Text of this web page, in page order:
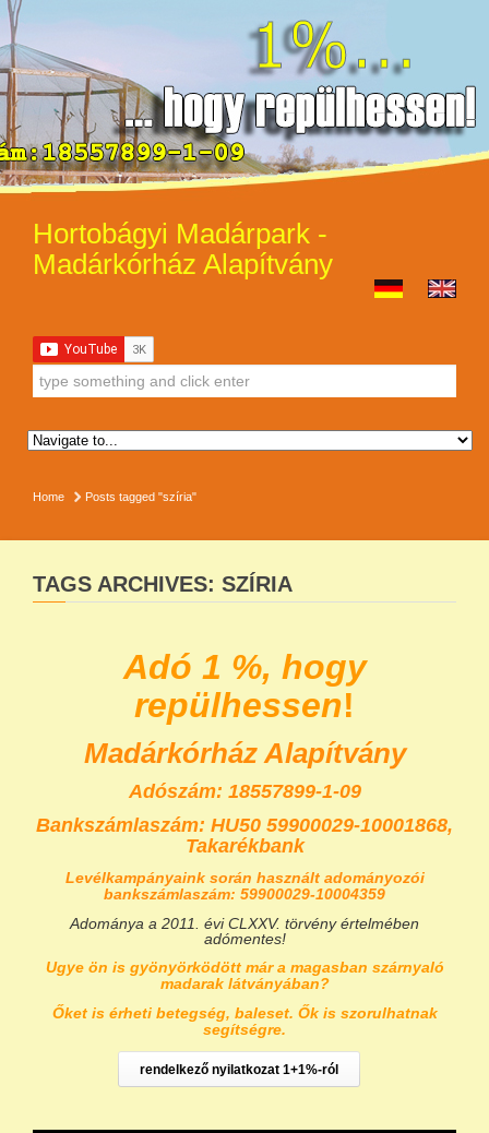
Hortobágyi Madárpark -
Madárkórház Alapítvány
Home Posts tagged "szíria"
TAGS ARCHIVES: SZÍRIA
Adó 1 %, hogy
repülhessen!
Madárkórház Alapítvány
Adószám: 18557899-1-09
Bankszámlaszám: HU50 59900029-10001868,
Takarékbank
Levélkampányaink során használt adományozói
bankszámlaszám: 59900029-10004359
Adománya a 2011. évi CLXXV. törvény értelmében
adómentes!
Ugye ön is gyönyörködött már a magasban szárnyaló
madarak látványában?
Őket is érheti betegség, baleset. Ők is szorulhatnak
segítségre.
rendelkező nyilatkozat 1+1%-ról